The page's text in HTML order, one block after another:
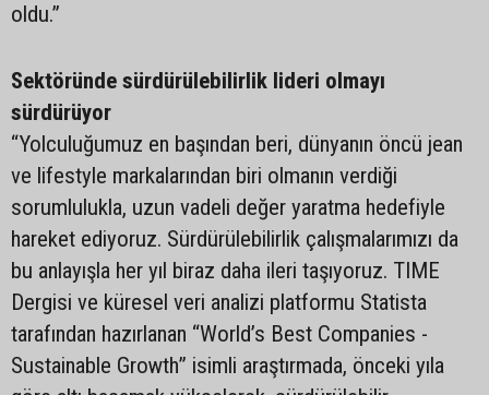
oldu.”
Sektöründe sürdürülebilirlik lideri olmayı
sürdürüyor
“Yolculuğumuz en başından beri, dünyanın öncü jean
ve lifestyle markalarından biri olmanın verdiği
sorumlulukla, uzun vadeli değer yaratma hedefiyle
hareket ediyoruz. Sürdürülebilirlik çalışmalarımızı da
bu anlayışla her yıl biraz daha ileri taşıyoruz. TIME
Dergisi ve küresel veri analizi platformu Statista
tarafından hazırlanan “World’s Best Companies -
Sustainable Growth” isimli araştırmada, önceki yıla